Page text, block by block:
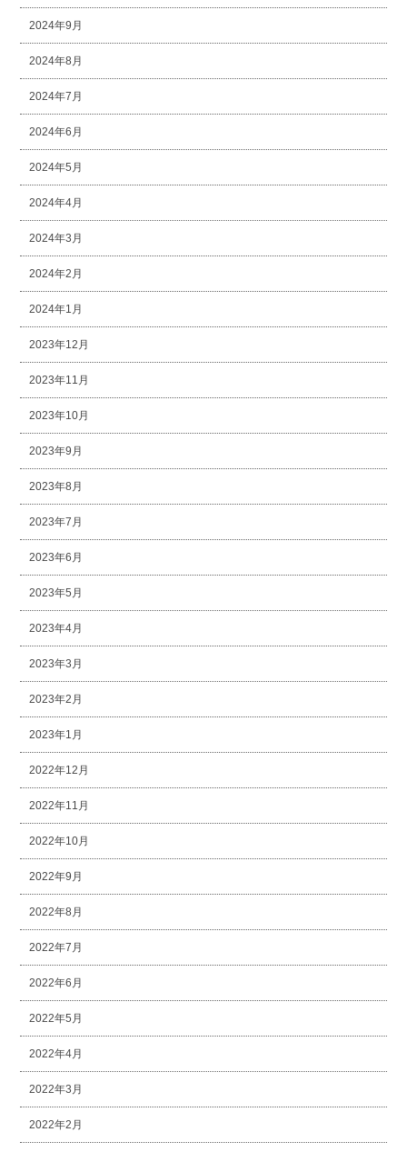
2024年9月
2024年8月
2024年7月
2024年6月
2024年5月
2024年4月
2024年3月
2024年2月
2024年1月
2023年12月
2023年11月
2023年10月
2023年9月
2023年8月
2023年7月
2023年6月
2023年5月
2023年4月
2023年3月
2023年2月
2023年1月
2022年12月
2022年11月
2022年10月
2022年9月
2022年8月
2022年7月
2022年6月
2022年5月
2022年4月
2022年3月
2022年2月